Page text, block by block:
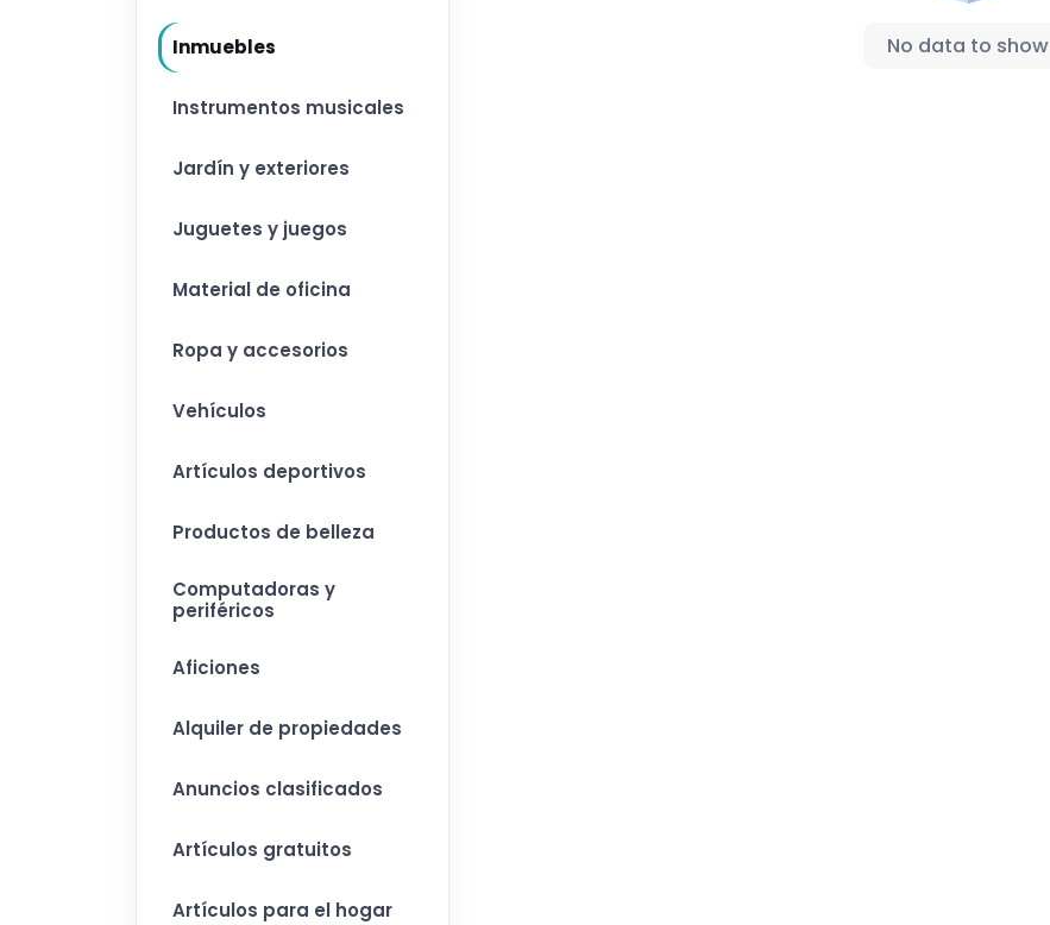
Inmuebles
Instrumentos musicales
Jardín y exteriores
Juguetes y juegos
Material de oficina
Ropa y accesorios
Vehículos
Artículos deportivos
Productos de belleza
Computadoras y
periféricos
Aficiones
Alquiler de propiedades
Anuncios clasificados
Artículos gratuitos
Artículos para el hogar
No data to show